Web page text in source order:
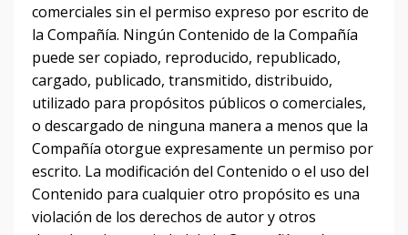
comerciales sin el permiso expreso por escrito de
la Compañía. Ningún Contenido de la Compañía
puede ser copiado, reproducido, republicado,
cargado, publicado, transmitido, distribuido,
utilizado para propósitos públicos o comerciales,
o descargado de ninguna manera a menos que la
Compañía otorgue expresamente un permiso por
escrito. La modificación del Contenido o el uso del
Contenido para cualquier otro propósito es una
violación de los derechos de autor y otros